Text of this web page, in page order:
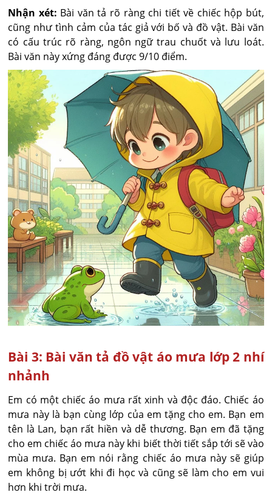
Nhận xét: Bài văn tả rõ ràng chi tiết về chiếc hộp bút,
cũng như tình cảm của tác giả với bố và đồ vật. Bài văn
có cấu trúc rõ ràng, ngôn ngữ trau chuốt và lưu loát.
Bài văn này xứng đáng được 9/10 điểm.
Bài 3: Bài văn tả đồ vật áo mưa lớp 2 nhí
nhảnh
Em có một chiếc áo mưa rất xinh và độc đáo. Chiếc áo
mưa này là bạn cùng lớp của em tặng cho em. Bạn em
tên là Lan, bạn rất hiền và dễ thương. Bạn em đã tặng
cho em chiếc áo mưa này khi biết thời tiết sắp tới sẽ vào
mùa mưa. Bạn em nói rằng chiếc áo mưa này sẽ giúp
em không bị ướt khi đi học và cũng sẽ làm cho em vui
hơn khi trời mưa.